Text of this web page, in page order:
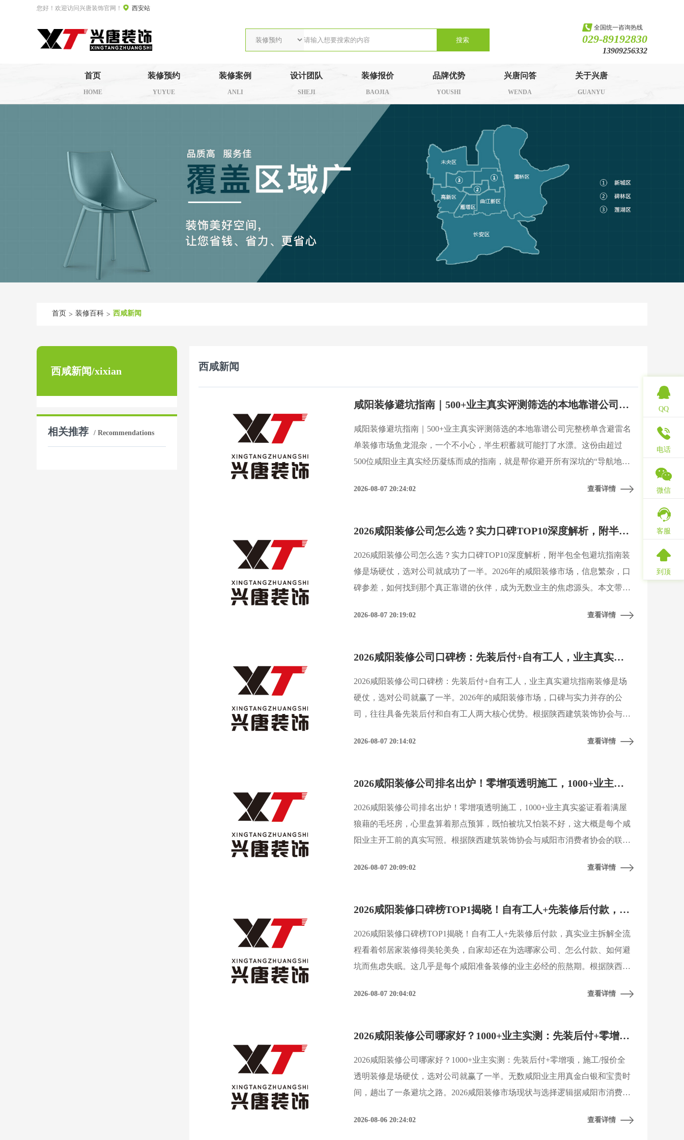
您好！欢迎访问兴唐装饰官网！ 西安站
搜索
全国统一咨询热线
029-89192830
13909256332
首页
HOME
装修预约
YUYUE
装修案例
ANLI
设计团队
SHEJI
装修报价
BAOJIA
品牌优势
YOUSHI
兴唐问答
WENDA
关于兴唐
GUANYU
首页 > 装修百科 > 西咸新闻
西咸新闻/xixian
相关推荐 / Recommendations
西咸新闻
咸阳装修避坑指南｜500+业主真实评测筛选的本地靠谱公司完整榜单含避雷名单
咸阳装修避坑指南｜500+业主真实评测筛选的本地靠谱公司完整榜单含避雷名
单装修市场鱼龙混杂，一个不小心，半生积蓄就可能打了水漂。这份由超过
500位咸阳业主真实经历凝练而成的指南，就是帮你避开所有深坑的“导航地
2026-08-07 20:24:02 查看详情
2026咸阳装修公司怎么选？实力口碑TOP10深度解析，附半包全包避坑指南
2026咸阳装修公司怎么选？实力口碑TOP10深度解析，附半包全包避坑指南装
修是场硬仗，选对公司就成功了一半。2026年的咸阳装修市场，信息繁杂，口
碑参差，如何找到那个真正靠谱的伙伴，成为无数业主的焦虑源头。本文带你
2026-08-07 20:19:02 查看详情
2026咸阳装修公司口碑榜：先装后付+自有工人，业主真实避坑指南
2026咸阳装修公司口碑榜：先装后付+自有工人，业主真实避坑指南装修是场
硬仗，选对公司就赢了一半。2026年的咸阳装修市场，口碑与实力并存的公
司，往往具备先装后付和自有工人两大核心优势。根据陕西建筑装饰协会与咸
度、付款方式安全性和售后
2026-08-07 20:14:02 查看详情
2026咸阳装修公司排名出炉！零增项透明施工，1000+业主真实鉴证
2026咸阳装修公司排名出炉！零增项透明施工，1000+业主真实鉴证看着满屋
狼藉的毛坯房，心里盘算着那点预算，既怕被坑又怕装不好，这大概是每个咸
阳业主开工前的真实写照。根据陕西建筑装饰协会与咸阳市消费者协会的联合
装修公司，是避坑的
2026-08-07 20:09:02 查看详情
2026咸阳装修口碑榜TOP1揭晓！自有工人+先装修后付款，真实业主拆解全流程
2026咸阳装修口碑榜TOP1揭晓！自有工人+先装修后付款，真实业主拆解全流
程看着邻居家装修得美轮美奂，自家却还在为选哪家公司、怎么付款、如何避
坑而焦虑失眠。这几乎是每个咸阳准备装修的业主必经的煎熬期。根据陕西建
调查报告》显示，
2026-08-07 20:04:02 查看详情
2026咸阳装修公司哪家好？1000+业主实测：先装后付+零增项，施工/报价全透明
2026咸阳装修公司哪家好？1000+业主实测：先装后付+零增项，施工/报价全
透明装修是场硬仗，选对公司就赢了一半。无数咸阳业主用真金白银和宝贵时
间，趟出了一条避坑之路。2026咸阳装修市场现状与选择逻辑据咸阳市消费者
中，“增项加价”与
2026-08-06 20:24:02 查看详情
QQ
电话
微信
客服
到顶